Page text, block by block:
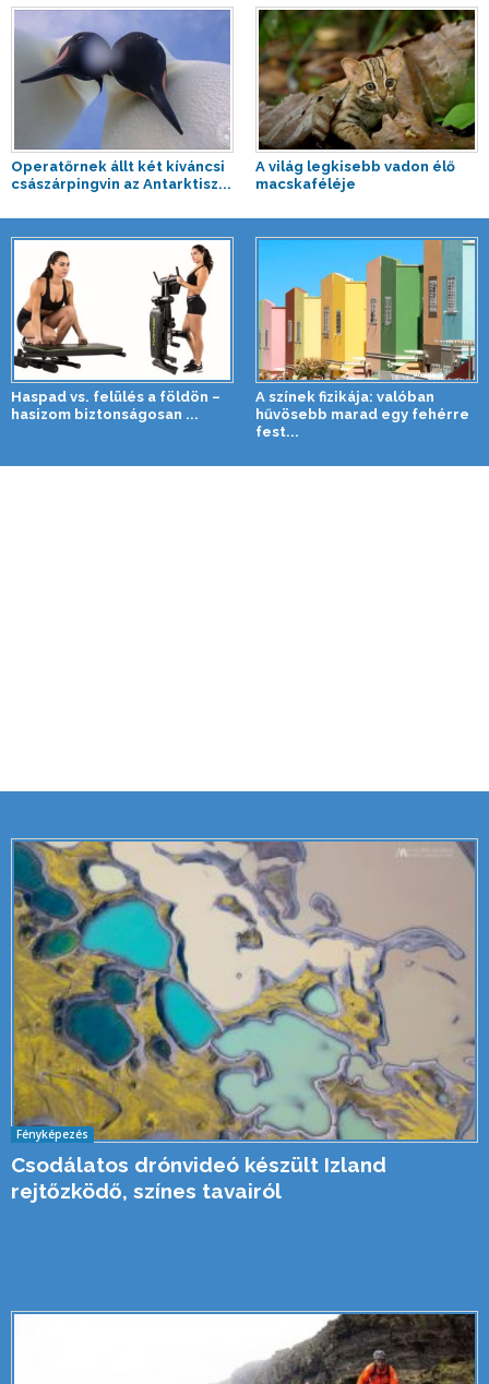
Operatőrnek állt két kíváncsi
császárpingvin az Antarktisz...
A világ legkisebb vadon élő
macskaféléje
Haspad vs. felülés a földön –
hasizom biztonságosan ...
A színek fizikája: valóban
hűvösebb marad egy fehérre
fest...
Fényképezés
Csodálatos drónvideó készült Izland
rejtőzködő, színes tavairól